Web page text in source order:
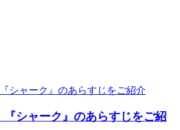
『シャーク』のあらすじをご紹